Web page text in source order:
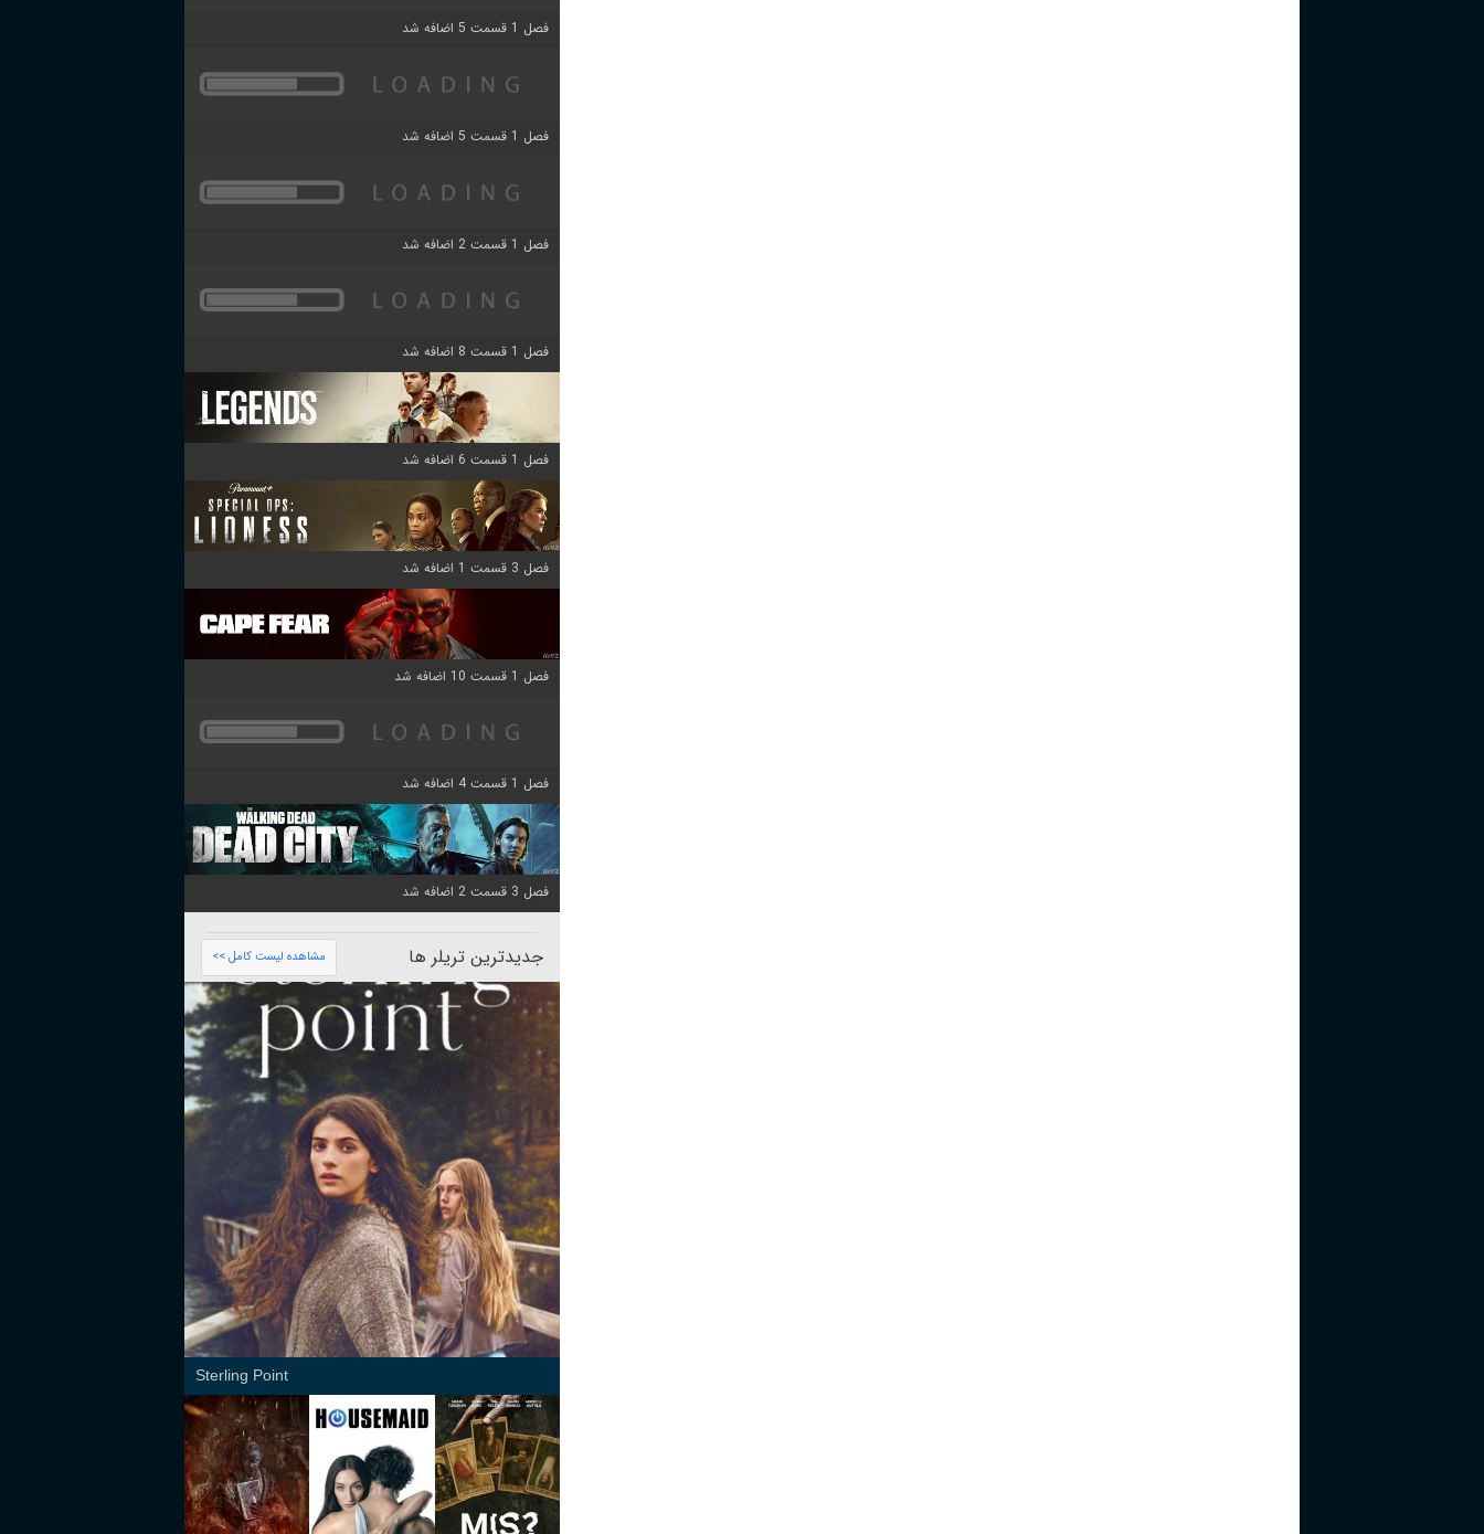
فصل 1 قسمت 5 اضافه شد
فصل 1 قسمت 5 اضافه شد
فصل 1 قسمت 2 اضافه شد
فصل 1 قسمت 8 اضافه شد
فصل 1 قسمت 6 اضافه شد
فصل 3 قسمت 1 اضافه شد
فصل 1 قسمت 10 اضافه شد
فصل 1 قسمت 4 اضافه شد
فصل 3 قسمت 2 اضافه شد
جدیدترین تریلر ها مشاهده لیست کامل >>
Sterling Point